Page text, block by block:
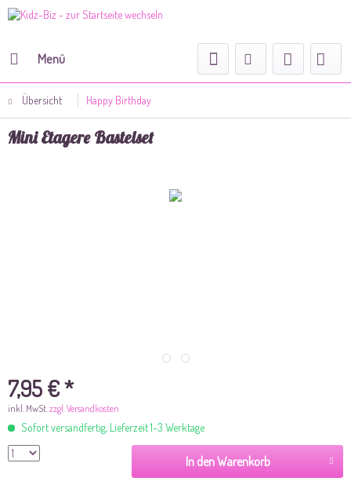
Menü
Übersicht Happy Birthday
Mini Etagere Bastelset
7,95 € *
inkl. MwSt.zzgl. Versandkosten
Sofort versandfertig, Lieferzeit 1-3 Werktage
In den Warenkorb